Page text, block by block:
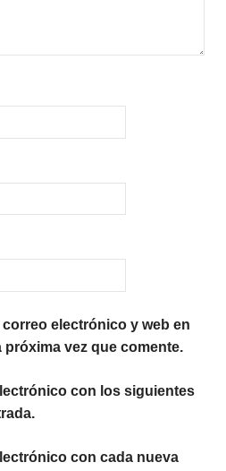
electrónico y web en
vez que comente.
con los siguientes
con cada nueva